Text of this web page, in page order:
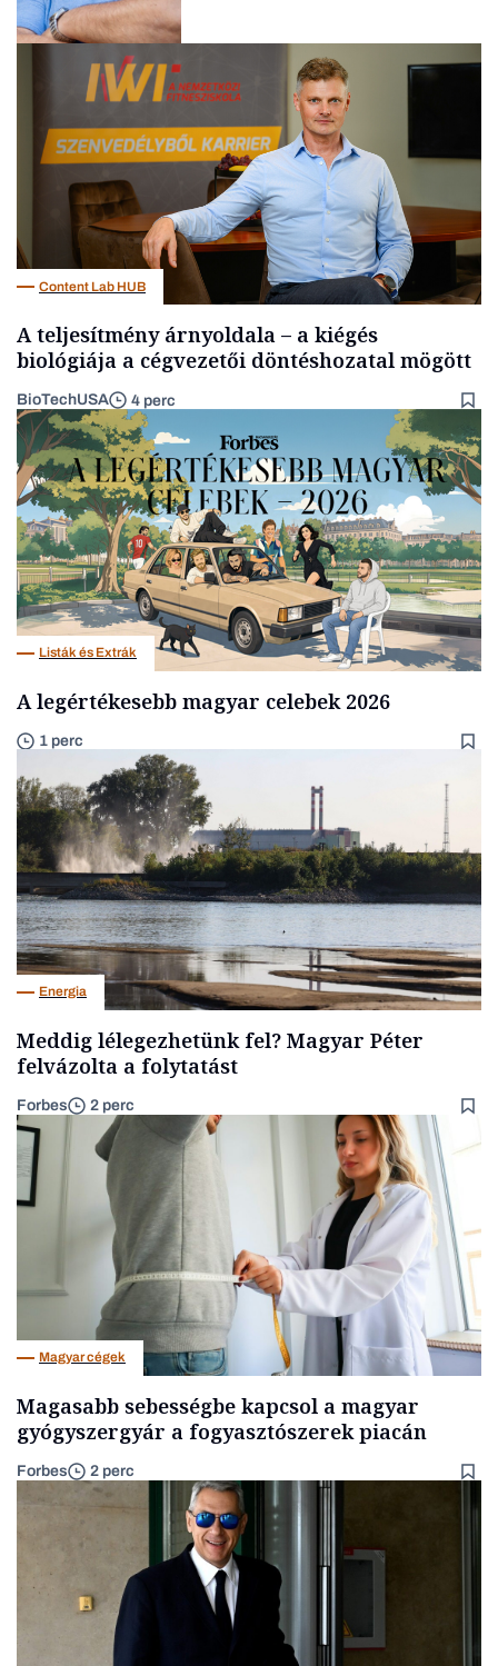
Content Lab HUB
A teljesítmény árnyoldala – a kiégés
biológiája a cégvezetői döntéshozatal mögött
BioTechUSA 4 perc
Listák és Extrák
A legértékesebb magyar celebek 2026
1 perc
Energia
Meddig lélegezhetünk fel? Magyar Péter
felvázolta a folytatást
Forbes 2 perc
Magyar cégek
Magasabb sebességbe kapcsol a magyar
gyógyszergyár a fogyasztószerek piacán
Forbes 2 perc